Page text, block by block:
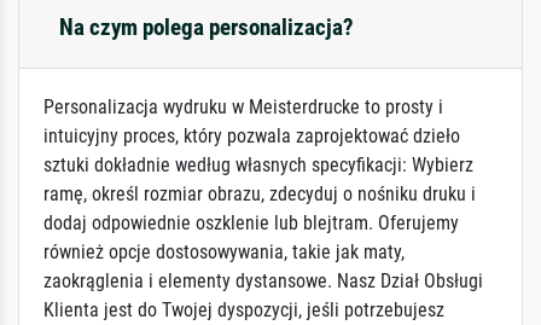
Na czym polega personalizacja?
Personalizacja wydruku w Meisterdrucke to prosty i
intuicyjny proces, który pozwala zaprojektować dzieło
sztuki dokładnie według własnych specyfikacji: Wybierz
ramę, określ rozmiar obrazu, zdecyduj o nośniku druku i
dodaj odpowiednie oszklenie lub blejtram. Oferujemy
również opcje dostosowywania, takie jak maty,
zaokrąglenia i elementy dystansowe. Nasz Dział Obsługi
Klienta jest do Twojej dyspozycji, jeśli potrzebujesz